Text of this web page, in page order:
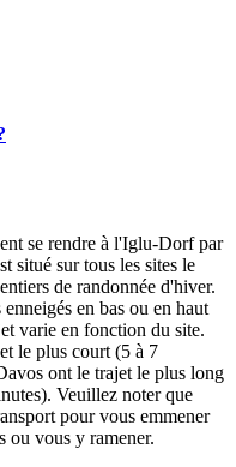
se rendre à l'Iglu-Dorf par
situé sur tous les sites le
de randonnée d'hiver.
en bas ou en haut
varie en fonction du site.
le plus court (5 à 7
ont le trajet le plus long
Veuillez noter que
pour vous emmener
ou vous y ramener.